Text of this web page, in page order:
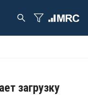
загрузку